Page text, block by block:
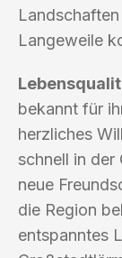
Langeweile
bekannt für
herzliches
schnell in der
neue
die Region
entspanntes